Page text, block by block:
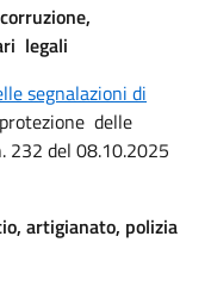
legali
segnalazioni di
delle
232 del 08.10.2025
artigianato, polizia